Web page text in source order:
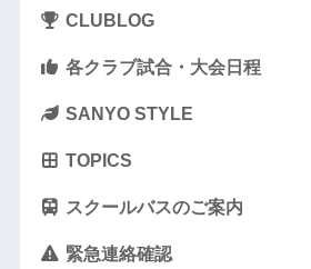
CLUBLOG
各クラブ試合・大会日程
SANYO STYLE
TOPICS
スクールバスのご案内
緊急連絡確認